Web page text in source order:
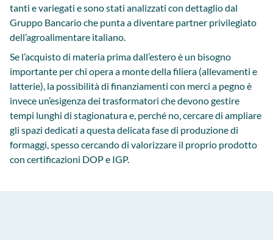
tanti e variegati e sono stati analizzati con dettaglio dal
Gruppo Bancario che punta a diventare partner privilegiato
dell’agroalimentare italiano.
Se l’acquisto di materia prima dall’estero è un bisogno
importante per chi opera a monte della filiera (allevamenti e
latterie), la possibilità di finanziamenti con merci a pegno è
invece un’esigenza dei trasformatori che devono gestire
tempi lunghi di stagionatura e, perché no, cercare di ampliare
gli spazi dedicati a questa delicata fase di produzione di
formaggi, spesso cercando di valorizzare il proprio prodotto
con certificazioni DOP e IGP.